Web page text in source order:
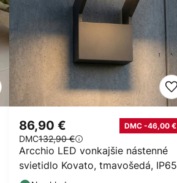
Arcchio LED vonkajšie nástenné
svietidlo Kovato, tmavošedá, IP65
86,90 € DMC -46,00 €
DMC132,90 €